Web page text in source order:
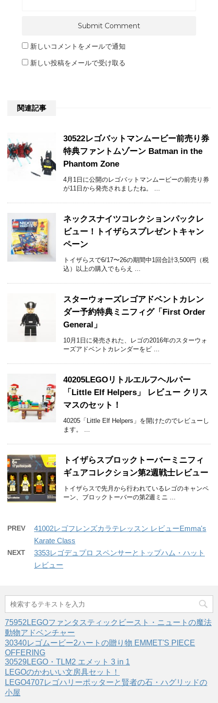
新しいコメントをメールで通知
新しい投稿をメールで受け取る
関連記事
30522レゴバットマンムービー前売り券
特典ファントムゾーン Batman in the
Phantom Zone
4月1日に公開のレゴバットマンムービーの前売り券
が11日から発売されましたね。 ...
ネックスナイツコレクションパックレ
ビュー！トイザらスプレゼントキャン
ペーン
トイザらスで6/17〜26の期間中1回合計3,500円（税
込）以上の購入でもらえ ...
スターウォーズレゴアドベントカレン
ダー予約特典ミニフィグ「First Order
General」
10月1日に発売された、レゴの2016年のスターウォ
ーズアドベントカレンダーをビ ...
40205LEGOリトルエルフヘルパー
「Little Elf Helpers」 レビュー クリス
マスのセット！
40205「Little Elf Helpers」を開けたのでレビューし
ます。 ...
トイザらスブロックトーバーミニフィ
ギュアコレクション第2週戦士レビュー
トイザらスで先月から行われているレゴのキャンペ
ーン、ブロックトーバーの第2週ミニ ...
PREV
41002レゴフレンズカラテレッスン レビューEmma's
Karate Class
NEXT
3353レゴデュプロ スペンサーとトップハム・ハット
レビュー
75952LEGOファンタスティックビースト・ニュートの魔法
動物アドベンチャー
30340レゴムービー2ハートの贈り物 EMMET'S PIECE
OFFERING
30529LEGO・TLM2 エメット 3 in 1
LEGOのかわいい文房具セット！
LEGO4707レゴハリーポッターと賢者の石・ハグリッドの
小屋